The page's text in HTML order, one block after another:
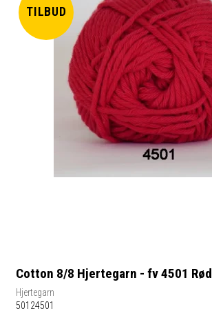
TILBUD
Cotton 8/8 Hjertegarn - fv 4501 Rød
Hjertegarn
50124501